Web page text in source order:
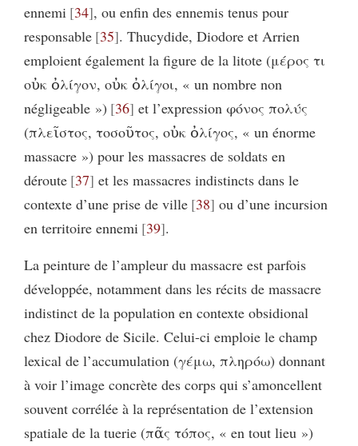
ennemi 34 , ou enfin des ennemis tenus pour
responsable 35 . Thucydide, Diodore et Arrien
emploient également la figure de la litote (μέρος τι
οὐκ ὀλίγον, οὐκ ὀλίγοι, « un nombre non
négligeable ») 36 et l’expression φόνος πολύς
(πλεῖστος, τοσοῦτος, οὐκ ὀλίγος, « un énorme
massacre ») pour les massacres de soldats en
déroute 37 et les massacres indistincts dans le
contexte d’une prise de ville 38 ou d’une incursion
en territoire ennemi 39 .
La peinture de l’ampleur du massacre est parfois
développée, notamment dans les récits de massacre
indistinct de la population en contexte obsidional
chez Diodore de Sicile. Celui-ci emploie le champ
lexical de l’accumulation (γέμω, πληρόω) donnant
à voir l’image concrète des corps qui s’amoncellent
souvent corrélée à la représentation de l’extension
spatiale de la tuerie (πᾶς τόπος, « en tout lieu »)